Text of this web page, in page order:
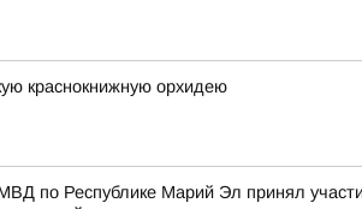
краснокнижную орхидею
по Республике Марий Эл принял